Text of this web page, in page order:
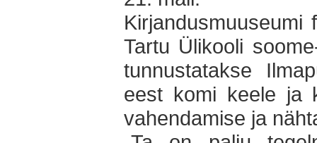
Kirjandusmuuseumi
Tartu Ülikooli
tunnustatakse
eest komi keele ja
vahendamise ja